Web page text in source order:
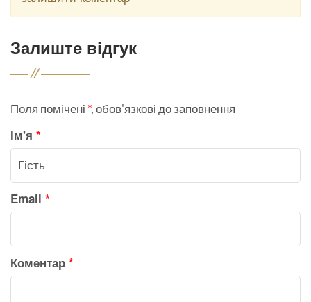
Залиште відгук
Поля помічені *, обов'язкові до заповнення
Ім'я *
Email *
Коментар *